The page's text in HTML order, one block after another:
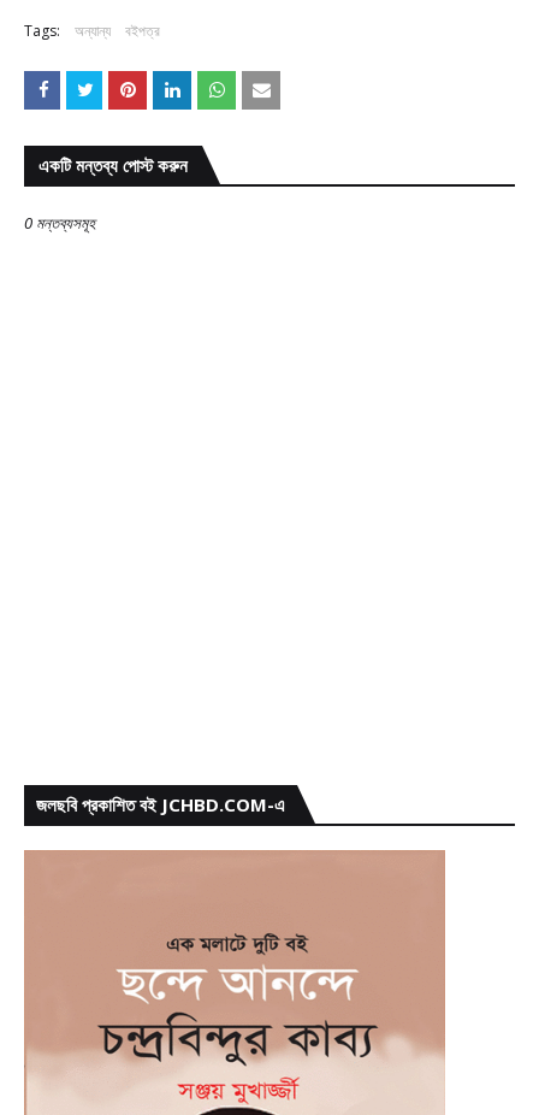
Tags: অন্যান্য বইপত্র
একটি মন্তব্য পোস্ট করুন
0 মন্তব্যসমূহ
জলছবি প্রকাশিত বই JCHBD.COM-এ